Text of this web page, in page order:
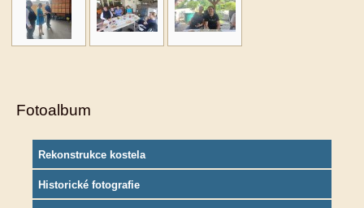
Fotoalbum
Rekonstrukce kostela
Historické fotografie